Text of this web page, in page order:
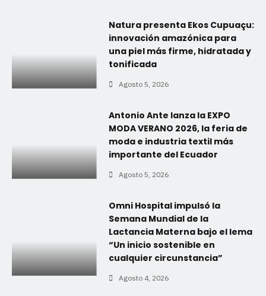
Natura presenta Ekos Cupuaçu:
innovación amazónica para
una piel más firme, hidratada y
tonificada
Agosto 5, 2026
Antonio Ante lanza la EXPO
MODA VERANO 2026, la feria de
moda e industria textil más
importante del Ecuador
Agosto 5, 2026
Omni Hospital impulsó la
Semana Mundial de la
Lactancia Materna bajo el lema
“Un inicio sostenible en
cualquier circunstancia”
Agosto 4, 2026